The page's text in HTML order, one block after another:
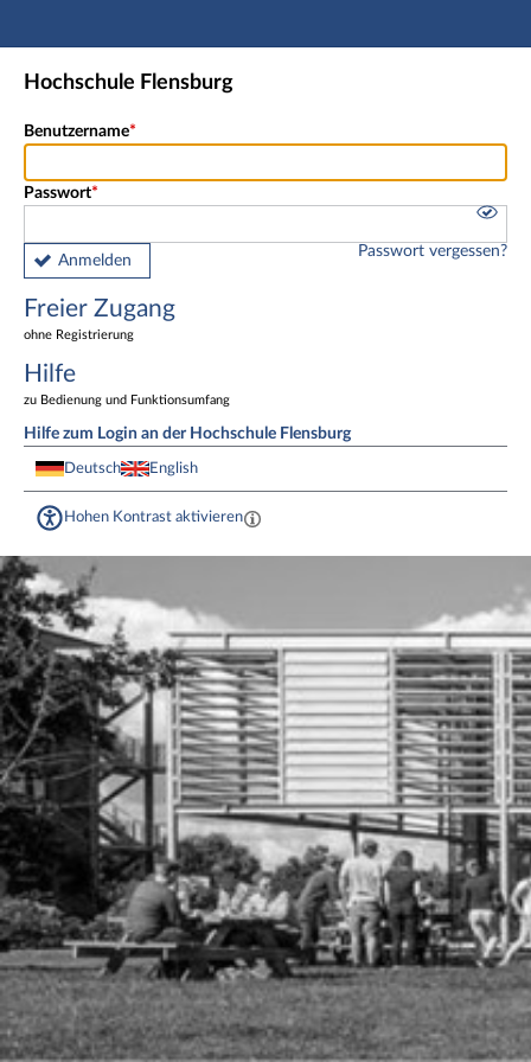
Hauptnavigation
Freier Zugang
Fußzeile
Hochschule Flensburg
Benutzername
Passwort
Anmelden
Passwort vergessen?
Freier Zugang
ohne Registrierung
Hilfe
zu Bedienung und Funktionsumfang
Hilfe zum Login an der Hochschule Flensburg
Deutsch English
Hohen Kontrast aktivieren